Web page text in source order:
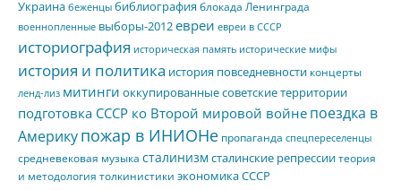
Украина беженцы библиография блокада Ленинграда
военнопленные выборы-2012евреи евреи в СССР
историография историческая память исторические мифы
история и политика история повседневности концерты
ленд-лиз митинги оккупированные советские территории
подготовка СССР ко Второй мировой войнепоездка в
Америкупожар в ИНИОНе пропаганда спецпереселенцы
средневековая музыка сталинизмсталинские репрессиитеория
и методология толкинистики экономика СССР